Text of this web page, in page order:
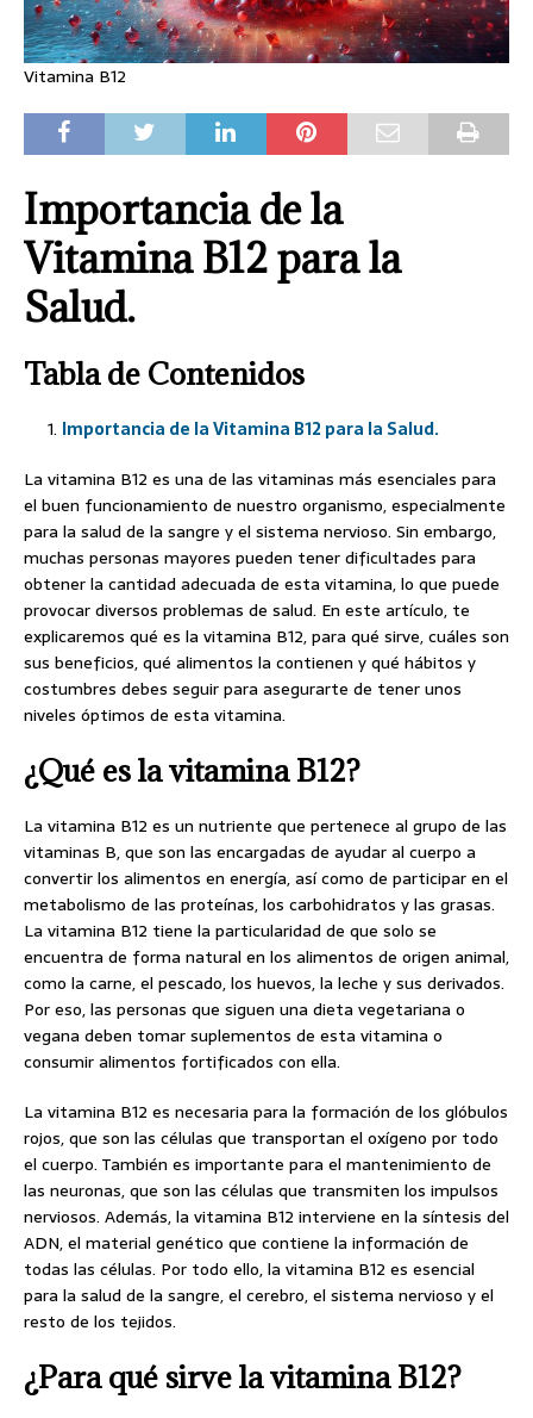
Vitamina B12
Importancia de la
Vitamina B12 para la
Salud.
Tabla de Contenidos
Importancia de la Vitamina B12 para la Salud.
La vitamina B12 es una de las vitaminas más esenciales para
el buen funcionamiento de nuestro organismo, especialmente
para la salud de la sangre y el sistema nervioso. Sin embargo,
muchas personas mayores pueden tener dificultades para
obtener la cantidad adecuada de esta vitamina, lo que puede
provocar diversos problemas de salud. En este artículo, te
explicaremos qué es la vitamina B12, para qué sirve, cuáles son
sus beneficios, qué alimentos la contienen y qué hábitos y
costumbres debes seguir para asegurarte de tener unos
niveles óptimos de esta vitamina.
¿Qué es la vitamina B12?
La vitamina B12 es un nutriente que pertenece al grupo de las
vitaminas B, que son las encargadas de ayudar al cuerpo a
convertir los alimentos en energía, así como de participar en el
metabolismo de las proteínas, los carbohidratos y las grasas.
La vitamina B12 tiene la particularidad de que solo se
encuentra de forma natural en los alimentos de origen animal,
como la carne, el pescado, los huevos, la leche y sus derivados.
Por eso, las personas que siguen una dieta vegetariana o
vegana deben tomar suplementos de esta vitamina o
consumir alimentos fortificados con ella.
La vitamina B12 es necesaria para la formación de los glóbulos
rojos, que son las células que transportan el oxígeno por todo
el cuerpo. También es importante para el mantenimiento de
las neuronas, que son las células que transmiten los impulsos
nerviosos. Además, la vitamina B12 interviene en la síntesis del
ADN, el material genético que contiene la información de
todas las células. Por todo ello, la vitamina B12 es esencial
para la salud de la sangre, el cerebro, el sistema nervioso y el
resto de los tejidos.
¿Para qué sirve la vitamina B12?